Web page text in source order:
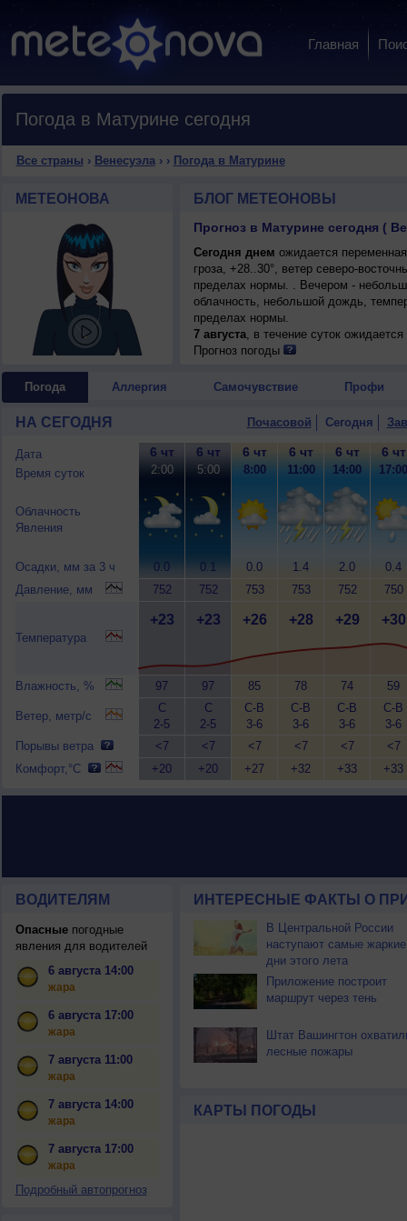
Главная
Погода в Матурине сегодня
Все страны › Венесуэла› › Погода в Матурине
МЕТЕОНОВА БЛОГ МЕТЕОНОВЫ
Прогноз в Матурине сегодня (
Сегодня днем ожидается
гроза, +28..30°, ветер северо-
пределах нормы. . Вечером -
облачность, небольшой дождь,
пределах нормы.
7 августа, в течение суток
ночью +22..24°, днем +30..32°, ветер
Прогноз погоды
Погода Аллергия Самочувствие Профи
НА СЕГОДНЯ Почасовой Сегодня
Дата
Время суток
Облачность
Явления
Осадки, мм за 3 ч
Давление, мм
Температура
Влажность, %
Ветер, метр/с
Порывы ветра
Комфорт,°C
6 чт
2:00
0.0
752
+23
97
С
2-5
<7
+20
6 чт
5:00
0.1
752
+23
97
С
2-5
<7
+20
6 чт
8:00
0.0
753
+26
85
С-В
3-6
<7
+27
6 чт
11:00
1.4
753
+28
78
С-В
3-6
<7
+32
6 чт
14:00
2.0
752
+29
74
С-В
3-6
<7
+33
6 чт
17:00
0.4
750
+30
59
С-В
3-6
<7
+33
ВОДИТЕЛЯМ
Опасныепогодные
явления для водителей
6 августа 14:00
жара
6 августа 17:00
жара
7 августа 11:00
жара
7 августа 14:00
жара
7 августа 17:00
жара
Подробный автопрогноз
ИНТЕРЕСНЫЕ ФАКТЫ О
В Центральной России
наступают самые жаркие
дни этого лета
Приложение построит
маршрут через тень
Штат Вашингтон
лесные пожары
КАРТЫ ПОГОДЫ